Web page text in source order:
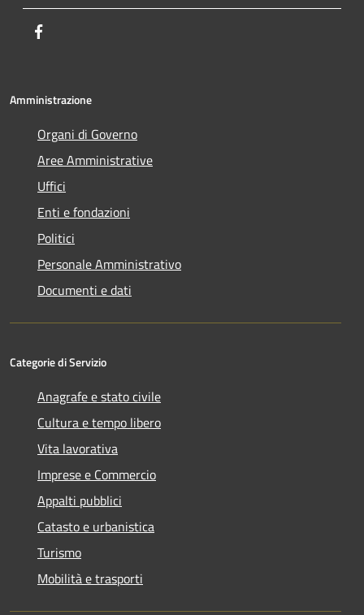
Amministrazione
Organi di Governo
Aree Amministrative
Uffici
Enti e fondazioni
Politici
Personale Amministrativo
Documenti e dati
Categorie di Servizio
Anagrafe e stato civile
Cultura e tempo libero
Vita lavorativa
Imprese e Commercio
Appalti pubblici
Catasto e urbanistica
Turismo
Mobilità e trasporti